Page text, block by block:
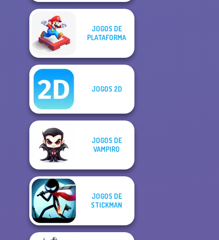
JOGOS DE
PLATAFORMA
JOGOS 2D
JOGOS DE
VAMPIRO
JOGOS DE
STICKMAN